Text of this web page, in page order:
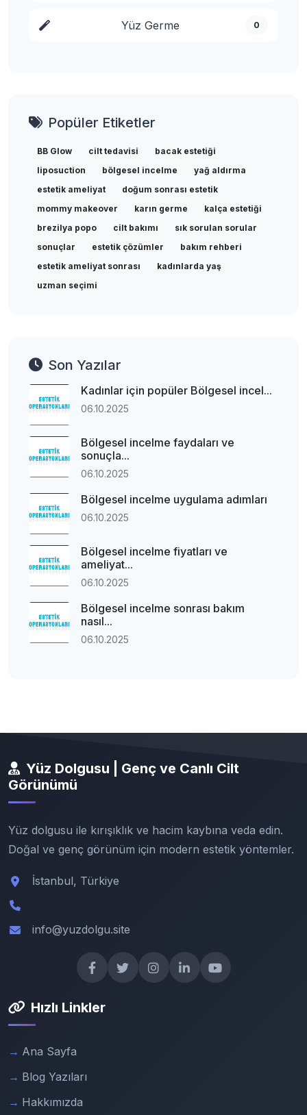
Yüz Germe 0
Popüler Etiketler
BB Glow cilt tedavisi
bacak estetiği
liposuction
bölgesel incelme
yağ aldırma
estetik ameliyat
doğum sonrası estetik
mommy makeover
karın germe
kalça estetiği
brezilya popo
cilt bakımı
sık sorulan sorular
sonuçlar
estetik çözümler
bakım rehberi
estetik ameliyat sonrası
kadınlarda yaş
uzman seçimi
Son Yazılar
Kadınlar için popüler Bölgesel incel...
06.10.2025
Bölgesel incelme faydaları ve
sonuçla...
06.10.2025
Bölgesel incelme uygulama adımları
06.10.2025
Bölgesel incelme fiyatları ve
ameliyat...
06.10.2025
Bölgesel incelme sonrası bakım
nasıl...
06.10.2025
Yüz Dolgusu | Genç ve Canlı Cilt
Görünümü
Yüz dolgusu ile kırışıklık ve hacim kaybına veda edin.
Doğal ve genç görünüm için modern estetik yöntemler.
İstanbul, Türkiye
info@yuzdolgu.site
Hızlı Linkler
Ana Sayfa
Blog Yazıları
Hakkımızda